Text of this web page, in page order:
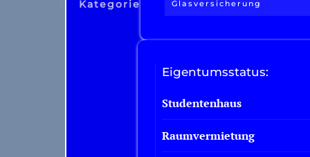
Kategorie Glasversicherung
Eigentumsstatus:
Studentenhaus
Raumvermietung